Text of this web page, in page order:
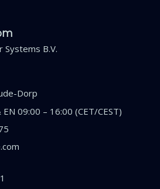
Systems B.V.
Dorp
09:00 – 16:00 (CET/CEST)